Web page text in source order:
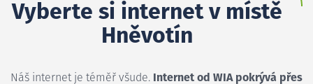
Vyberte si internet v místě
Hněvotín
Náš internet je téměř všude. Internet od WIA pokrývá přes